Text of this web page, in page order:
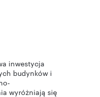
inwestycja
budynków i
wyróżniają się